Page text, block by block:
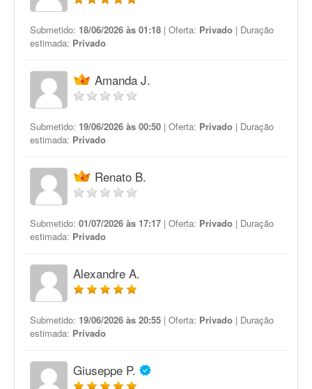
Submetido: 18/06/2026 às 01:18 | Oferta: Privado | Duração
estimada: Privado
Amanda J.
Submetido: 19/06/2026 às 00:50 | Oferta: Privado | Duração
estimada: Privado
Renato B.
Submetido: 01/07/2026 às 17:17 | Oferta: Privado | Duração
estimada: Privado
Alexandre A.
Submetido: 19/06/2026 às 20:55 | Oferta: Privado | Duração
estimada: Privado
Giuseppe P.